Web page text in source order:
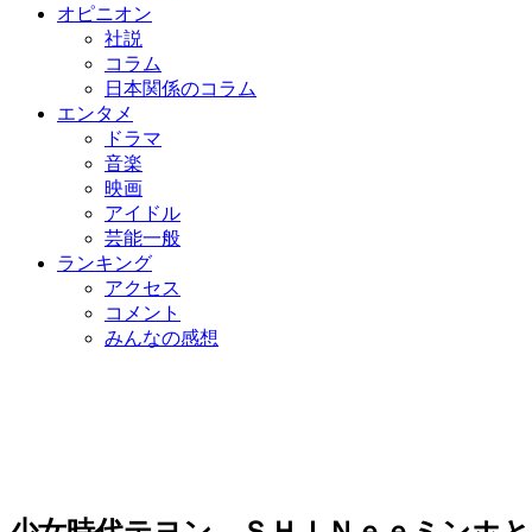
オピニオン
社説
コラム
日本関係のコラム
エンタメ
ドラマ
音楽
映画
アイドル
芸能一般
ランキング
アクセス
コメント
みんなの感想